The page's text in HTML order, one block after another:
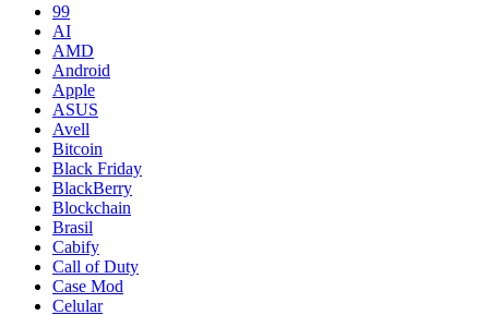
99
AI
AMD
Android
Apple
ASUS
Avell
Bitcoin
Black Friday
BlackBerry
Blockchain
Brasil
Cabify
Call of Duty
Case Mod
Celular